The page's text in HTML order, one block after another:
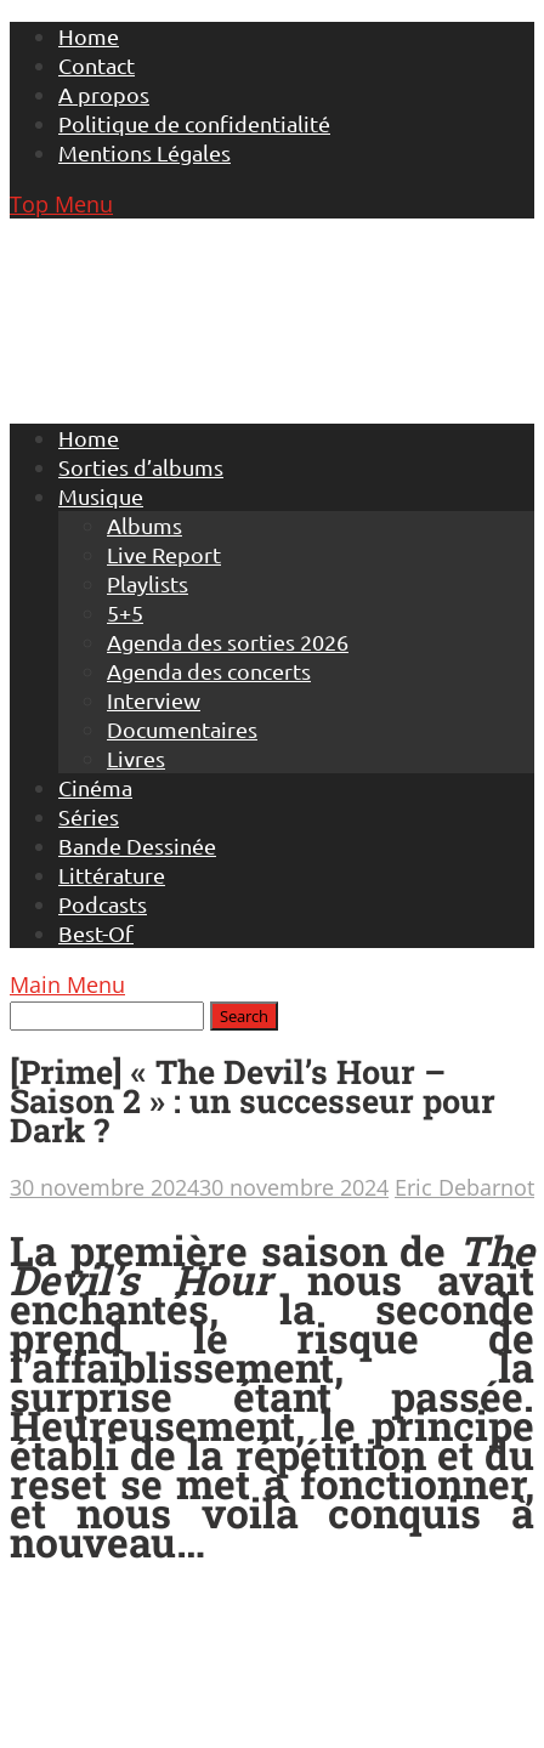
Skip
content
Home
Contact
A propos
Politique de confidentialité
Mentions Légales
Top Menu
Home
Sorties d’albums
Musique
Albums
Live Report
Playlists
5+5
Agenda des sorties 2026
Agenda des concerts
Interview
Documentaires
Livres
Cinéma
Séries
Bande Dessinée
Littérature
Podcasts
Best-Of
Main Menu
[Prime] « The Devil’s Hour –
Saison 2 » : un successeur pour
Dark ?
30 novembre 202430 novembre 2024 Eric Debarnot
La première saison de The
Devil’s Hournous avait
enchantés, la seconde
prend le risque de
l’affaiblissement, la
surprise étant passée.
Heureusement, le principe
établi de la répétition et du
reset se met à fonctionner,
et nous voilà conquis à
nouveau…